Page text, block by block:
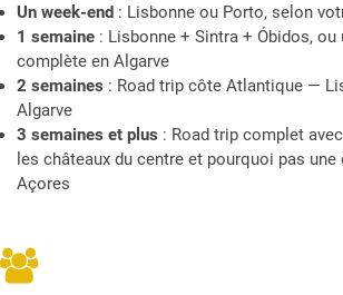
Un week-end : Lisbonne ou Porto, selon
1 semaine : Lisbonne + Sintra + Óbidos, ou
complète en Algarve
2 semaines : Road trip côte Atlantique —
Algarve
3 semaines et plus : Road trip complet
les châteaux du centre et pourquoi pas une
Açores